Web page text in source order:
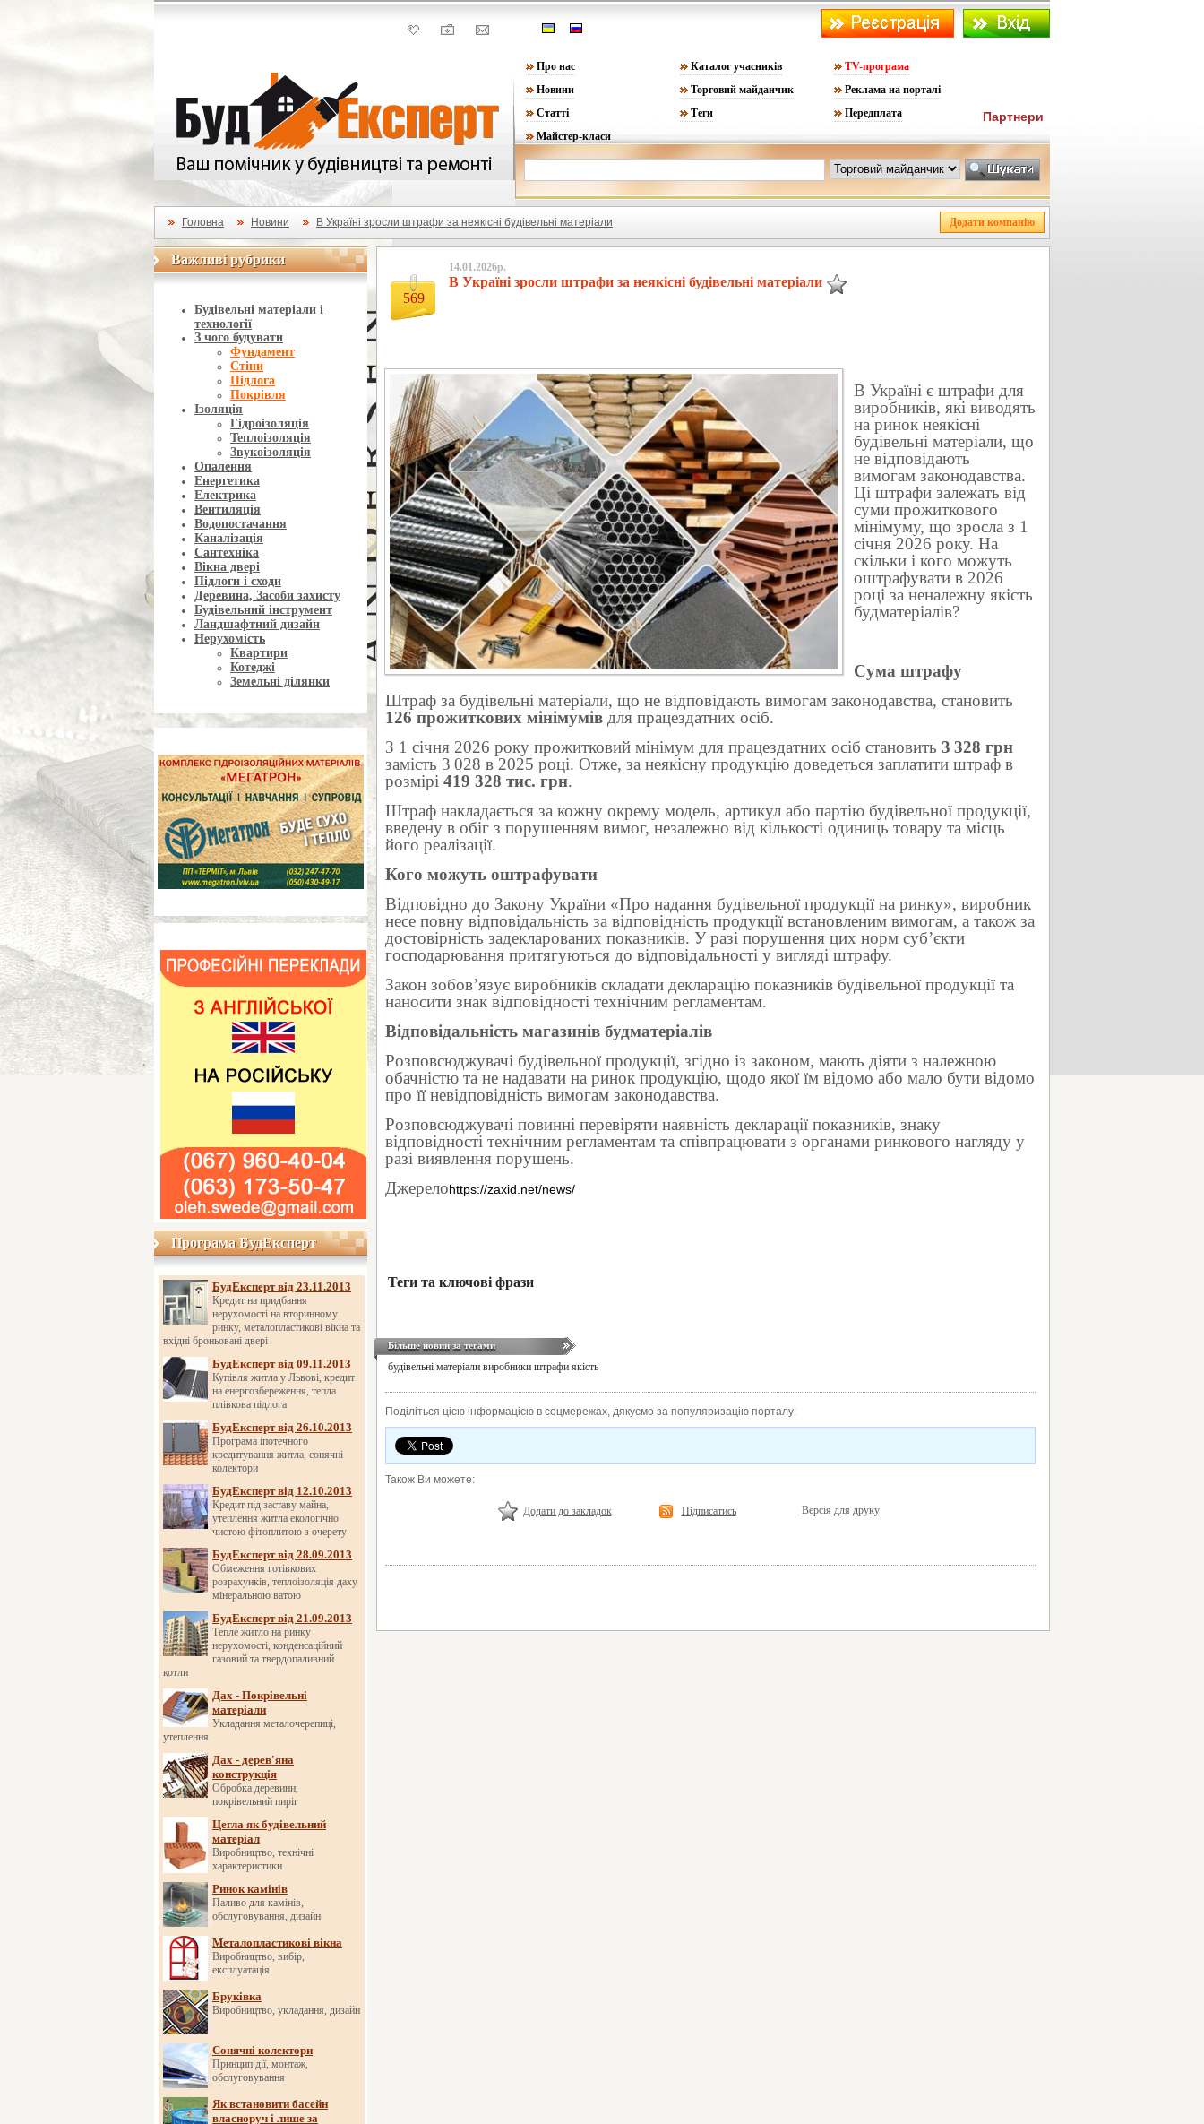
Про нас Каталог учасників
TV-програма
Новини
Торговий майданчик
Реклама на порталі
Статті
Теги
Передплата
Майстер-класи
Партнери
Головна Новини В Україні зросли штрафи за неякісні будівельні матеріали
Важливі рубрики
Важливі рубрики
Будівельні матеріали і
технології
З чого будувати
Фундамент
Стіни
Підлога
Покрівля
Ізоляція
Гідроізоляція
Теплоізоляція
Звукоізоляція
Опалення
Енергетика
Електрика
Вентиляція
Водопостачання
Каналізація
Сантехніка
Вікна двері
Підлоги і сходи
Деревина, Засоби захисту
Будівельний інструмент
Ландшафтний дизайн
Нерухомість
Квартири
Котеджі
Земельні ділянки
Програма БудЕксперт
Програма БудЕксперт
БудЕксперт від 23.11.2013
Кредит на придбання
нерухомості на вторинному
ринку, металопластикові вікна та
вхідні броньовані двері
БудЕксперт від 09.11.2013
Купівля житла у Львові, кредит
на енергозбереження, тепла
плівкова підлога
БудЕксперт від 26.10.2013
Програма іпотечного
кредитування житла, сонячні
колектори
БудЕксперт від 12.10.2013
Кредит під заставу майна,
утеплення житла екологічно
чистою фітоплитою з очерету
БудЕксперт від 28.09.2013
Обмеження готівкових
розрахунків, теплоізоляція даху
мінеральною ватою
БудЕксперт від 21.09.2013
Тепле житло на ринку
нерухомості, конденсаційний
газовий та твердопаливний
котли
Дах - Покрівельні
матеріали
Укладання металочерепиці,
утеплення
Дах - дерев'яна
конструкція
Обробка деревини,
покрівельний пиріг
Цегла як будівельний
матеріал
Виробництво, технічні
характеристики
Ринок камінів
Паливо для камінів,
обслуговування, дизайн
Металопластикові вікна
Виробництво, вибір,
експлуатація
Бруківка
Виробництво, укладання, дизайн
Сонячні колектори
Принцип дії, монтаж,
обслуговування
Як встановити басейн
власноруч і лише за
569
14.01.2026р.
В Україні зросли штрафи за неякісні будівельні матеріали
В Україні є штрафи для
виробників, які виводять
на ринок неякісні
будівельні матеріали, що
не відповідають
вимогам законодавства.
Ці штрафи залежать від
суми прожиткового
мінімуму, що зросла з 1
січня 2026 року. На
скільки і кого можуть
оштрафувати в 2026
році за неналежну якість
будматеріалів?
Сума штрафу
Штраф за будівельні матеріали, що не відповідають вимогам законодавства, становить
126 прожиткових мінімумів для працездатних осіб.
З 1 січня 2026 року прожитковий мінімум для працездатних осіб становить 3 328 грн
замість 3 028 в 2025 році. Отже, за неякісну продукцію доведеться заплатити штраф в
розмірі 419 328 тис. грн.
Штраф накладається за кожну окрему модель, артикул або партію будівельної продукції,
введену в обіг з порушенням вимог, незалежно від кількості одиниць товару та місць
його реалізації.
Кого можуть оштрафувати
Відповідно до Закону України «Про надання будівельної продукції на ринку», виробник
несе повну відповідальність за відповідність продукції встановленим вимогам, а також за
достовірність задекларованих показників. У разі порушення цих норм суб’єкти
господарювання притягуються до відповідальності у вигляді штрафу.
Закон зобов’язує виробників складати декларацію показників будівельної продукції та
наносити знак відповідності технічним регламентам.
Відповідальність магазинів будматеріалів
Розповсюджувачі будівельної продукції, згідно із законом, мають діяти з належною
обачністю та не надавати на ринок продукцію, щодо якої їм відомо або мало бути відомо
про її невідповідність вимогам законодавства.
Розповсюджувачі повинні перевіряти наявність декларації показників, знаку
відповідності технічним регламентам та співпрацювати з органами ринкового нагляду у
разі виявлення порушень.
Джерелоhttps://zaxid.net/news/
Теги та ключові фрази
Більше новин за тегами
будівельні матеріали виробники штрафи якість
Поділіться цією інформацією в соцмережах, дякуємо за популяризацію порталу:
Також Ви можете:
Додати до закладок Підписатись Версія для друку